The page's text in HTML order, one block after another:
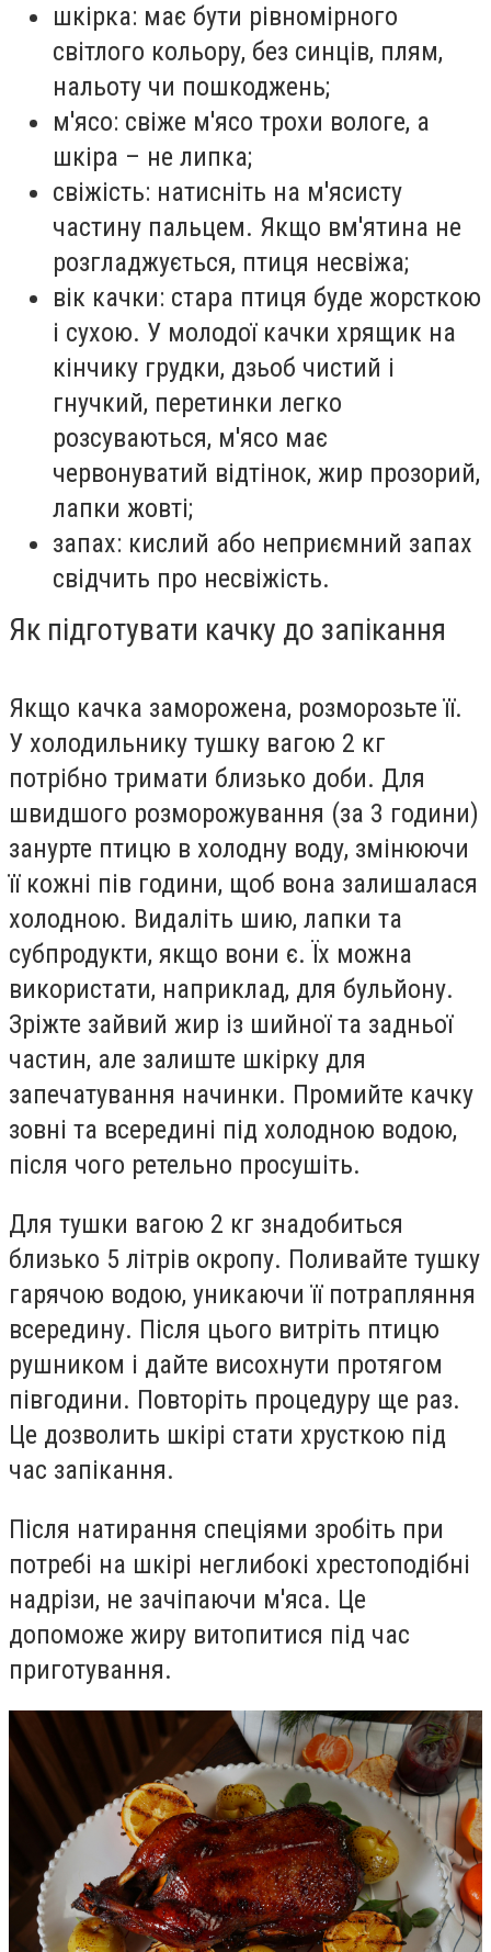
шкірка: має бути рівномірного
світлого кольору, без синців, плям,
нальоту чи пошкоджень;
м'ясо: свіже м'ясо трохи вологе, а
шкіра – не липка;
свіжість: натисніть на м'ясисту
частину пальцем. Якщо вм'ятина не
розгладжується, птиця несвіжа;
вік качки: стара птиця буде жорсткою
і сухою. У молодої качки хрящик на
кінчику грудки, дзьоб чистий і
гнучкий, перетинки легко
розсуваються, м'ясо має
червонуватий відтінок, жир прозорий,
лапки жовті;
запах: кислий або неприємний запах
свідчить про несвіжість.
Як підготувати качку до запікання
Якщо качка заморожена, розморозьте її.
У холодильнику тушку вагою 2 кг
потрібно тримати близько доби. Для
швидшого розморожування (за 3 години)
занурте птицю в холодну воду, змінюючи
її кожні пів години, щоб вона залишалася
холодною. Видаліть шию, лапки та
субпродукти, якщо вони є. Їх можна
використати, наприклад, для бульйону.
Зріжте зайвий жир із шийної та задньої
частин, але залиште шкірку для
запечатування начинки. Промийте качку
зовні та всередині під холодною водою,
після чого ретельно просушіть.
Для тушки вагою 2 кг знадобиться
близько 5 літрів окропу. Поливайте тушку
гарячою водою, уникаючи її потрапляння
всередину. Після цього витріть птицю
рушником і дайте висохнути протягом
півгодини. Повторіть процедуру ще раз.
Це дозволить шкірі стати хрусткою під
час запікання.
Після натирання спеціями зробіть при
потребі на шкірі неглибокі хрестоподібні
надрізи, не зачіпаючи м'яса. Це
допоможе жиру витопитися під час
приготування.